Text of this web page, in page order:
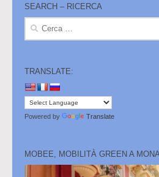
SEARCH – RICERCA
Ricerca
TRANSLATE:
Powered by Translate
MOBEE, MOBILITÀ GREEN A